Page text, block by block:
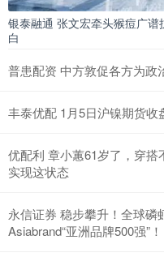
银泰融通 张文宏牵头猴痘广
白
普患配资 中方敦促各方为政
丰泰优配 1月5日沪镍期货收
优配利 章小蕙61岁了，穿
实现这状态
永信证券 稳步攀升！全球
Asiabrand“亚洲品牌500强”！